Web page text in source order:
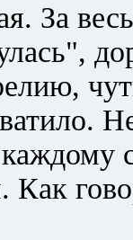
За
Как